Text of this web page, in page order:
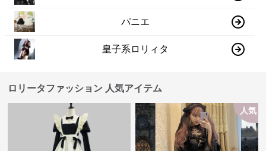
パニエ
皇子系ロリィタ
ロリータファッション 人気アイテム
人気